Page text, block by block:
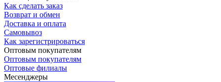
Как сделать заказ
Возврат и обмен
Доставка и оплата
Самовывоз
Как зарегистрироваться
Оптовым покупателям
Оптовым покупателям
Оптовые филиалы
Месенджеры